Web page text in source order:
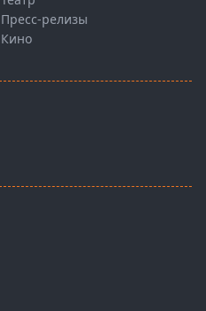
Пресс-релизы
Кино